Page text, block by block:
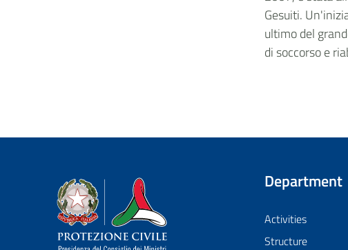
Gesuiti.
ultimo del
di soccorso e
Dipartimento della Protezione Civile
Department
Activities
Structure